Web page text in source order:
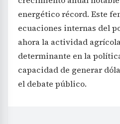
energético récord. Este
ecuaciones internas del
ahora la actividad
determinante en la
capacidad de generar
el debate público.